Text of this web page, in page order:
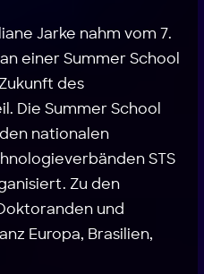
Jarke nahm vom 7.
einer Summer School
des
Die Summer School
nationalen
STS
Zu den
und
Europa, Brasilien,